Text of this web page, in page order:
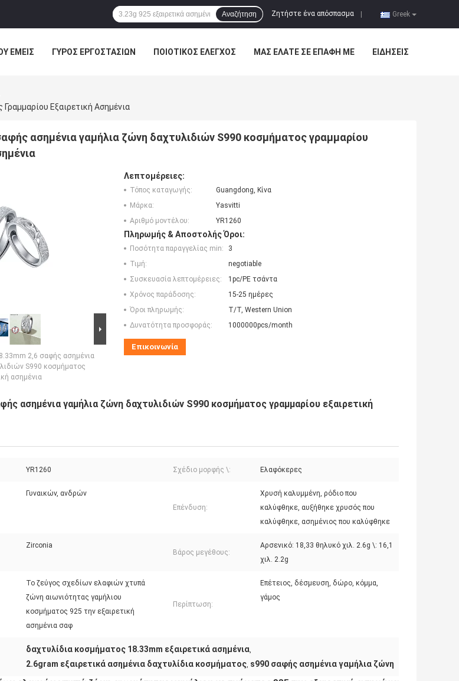
Greek
Ζητήστε ένα απόσπασμα
Αναζήτηση
ΕΜΕΊΣ ΓΎΡΟΣ ΕΡΓΟΣΤΑΣΊΩΝ ΠΟΙΟΤΙΚΌΣ ΈΛΕΓΧΟΣ ΜΑΣ ΕΛΆΤΕ ΣΕ ΕΠΑΦΉ ΜΕ ΕΙΔΉΣΕΙΣ
Εξαιρετική Ασημένια
ασημένια γαμήλια ζώνη δαχτυλιδιών S990 κοσμήματος γραμμαρίου
2,6 σαφής ασημένια
S990 κοσμήματος
ασημένια
Λεπτομέρειες:
Τόπος καταγωγής:
Guangdong, Κίνα
Μάρκα:
Yasvitti
Αριθμό μοντέλου:
YR1260
Πληρωμής & Αποστολής Όροι:
Ποσότητα παραγγελίας min:
3
Τιμή:
negotiable
Συσκευασία λεπτομέρειες:
1pc/PE τσάντα
Χρόνος παράδοσης:
15-25 ημέρες
Όροι πληρωμής:
T/T, Western Union
Δυνατότητα προσφοράς:
1000000pcs/month
Επικοινωνία
ασημένια γαμήλια ζώνη δαχτυλιδιών S990 κοσμήματος γραμμαρίου εξαιρετική
YR1260 Σχέδιο μορφής \: Ελαφόκερες
Γυναικών, ανδρών
Επένδυση:
Χρυσή καλυμμένη, ρόδιο που
καλύφθηκε, αυξήθηκε χρυσός που
καλύφθηκε, ασημένιος που καλύφθηκε
Zirconia
Βάρος μεγέθους:
Αρσενικό: 18,33 θηλυκό χιλ. 2.6g \: 16,1
χιλ. 2.2g
Το ζεύγος σχεδίων ελαφιών χτυπά
ζώνη αιωνιότητας γαμήλιου
κοσμήματος 925 την εξαιρετική
ασημένια σαφ
Περίπτωση:
Επέτειος, δέσμευση, δώρο, κόμμα,
γάμος
δαχτυλίδια κοσμήματος 18.33mm εξαιρετικά ασημένια
2.6gram εξαιρετικά ασημένια δαχτυλίδια κοσμήματος s990 σαφής ασημένια γαμήλια ζώνη